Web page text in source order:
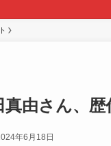
真由さん、歴
年6月18日